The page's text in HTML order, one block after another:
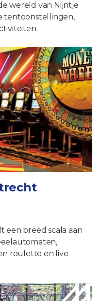
wereld van Nijntje
tentoonstellingen,
een breed scala aan
roulette en live